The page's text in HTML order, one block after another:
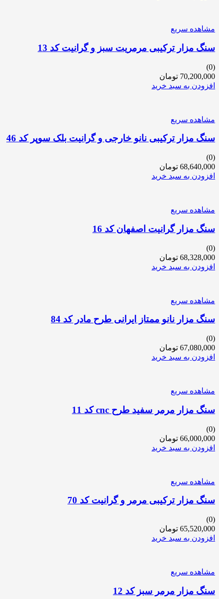
مشاهده سریع
سنگ مزار ترکیبی مرمریت سبز و گرانیت کد 13
(0)
70,200,000 تومان
افزودن به سبد خرید
مشاهده سریع
سنگ مزار ترکیبی نانو خارجی و گرانیت بلک سوپر کد 46
(0)
68,640,000 تومان
افزودن به سبد خرید
مشاهده سریع
سنگ مزار گرانیت اصفهان کد 16
(0)
68,328,000 تومان
افزودن به سبد خرید
مشاهده سریع
سنگ مزار نانو ممتاز ایرانی طرح مادر کد 84
(0)
67,080,000 تومان
افزودن به سبد خرید
مشاهده سریع
سنگ مزار مرمر سفید طرح cnc کد 11
(0)
66,000,000 تومان
افزودن به سبد خرید
مشاهده سریع
سنگ مزار ترکیبی مرمر و گرانیت کد 70
(0)
65,520,000 تومان
افزودن به سبد خرید
مشاهده سریع
سنگ مزار مرمر سبز کد 12